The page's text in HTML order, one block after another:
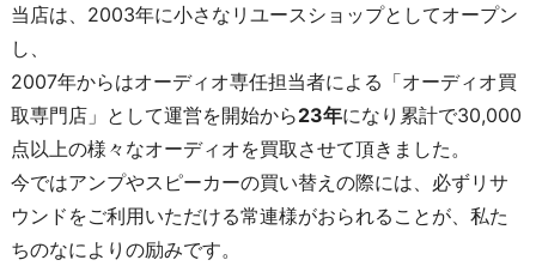
当店は、2003年に小さなリユースショップとしてオープン
し、
2007年からはオーディオ専任担当者による「オーディオ買
取専門店」として運営を開始から23年になり累計で30,000
点以上の様々なオーディオを買取させて頂きました。
今ではアンプやスピーカーの買い替えの際には、必ずリサ
ウンドをご利用いただける常連様がおられることが、私た
ちのなによりの励みです。